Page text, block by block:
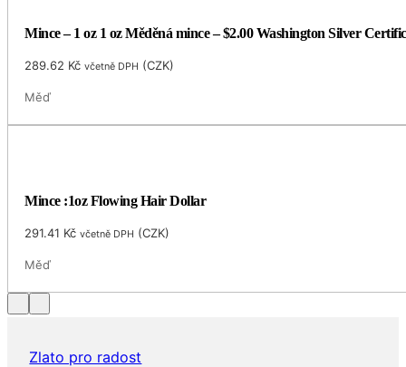
Mince – 1 oz 1 oz Měděná mince – $2.00 Washington Silver
289.62 Kč včetně DPH (CZK)
Měď
Mince :1oz Flowing Hair Dollar
291.41 Kč včetně DPH (CZK)
Měď
Zlato pro radost